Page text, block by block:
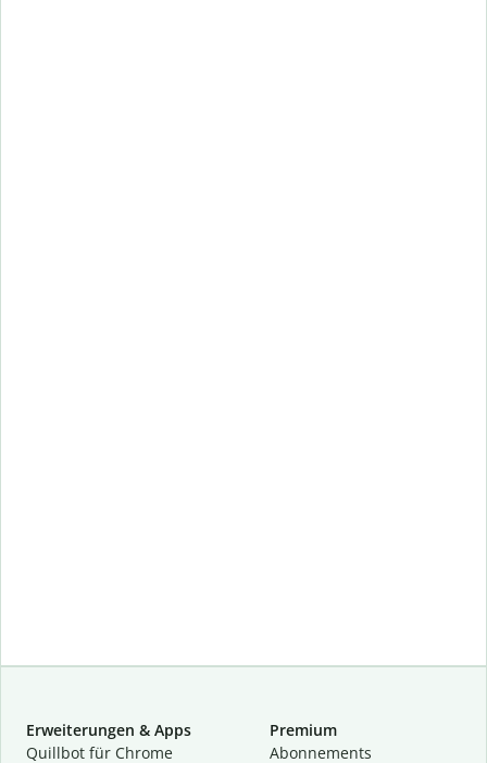
Erweiterungen & Apps
Quillbot für Chrome
Premium
Abon­ne­ments